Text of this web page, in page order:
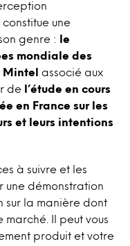
constitue une
genre :
le
mondiale des
Mintel associé aux
de l’étude en cours
en France sur les
et leurs intentions
à suivre et les
une démonstration
sur la manière dont
Il peut vous
produit et votre